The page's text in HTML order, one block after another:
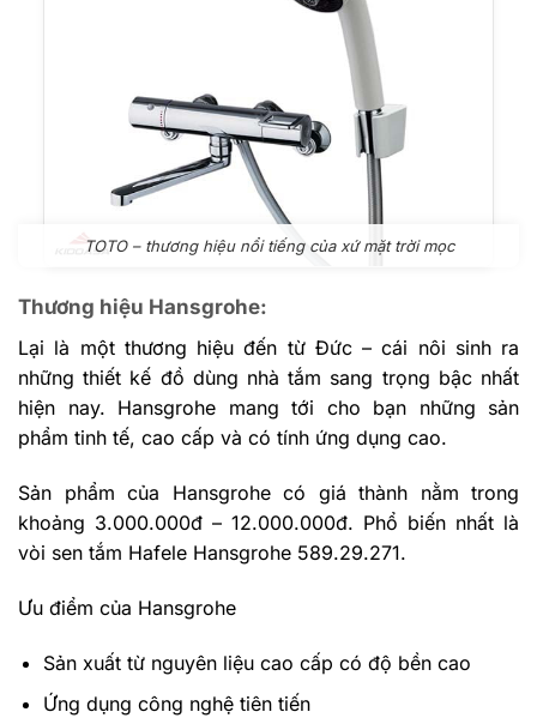
TOTO – thương hiệu nổi tiếng của xứ mặt trời mọc
Thương hiệu Hansgrohe:
Lại là một thương hiệu đến từ Đức – cái nôi sinh ra
những thiết kế đồ dùng nhà tắm sang trọng bậc nhất
hiện nay. Hansgrohe mang tới cho bạn những sản
phẩm tinh tế, cao cấp và có tính ứng dụng cao.
Sản phẩm của Hansgrohe có giá thành nằm trong
khoảng 3.000.000đ – 12.000.000đ. Phổ biến nhất là
vòi sen tắm Hafele Hansgrohe 589.29.271.
Ưu điểm của Hansgrohe
Sản xuất từ nguyên liệu cao cấp có độ bền cao
Ứng dụng công nghệ tiên tiến